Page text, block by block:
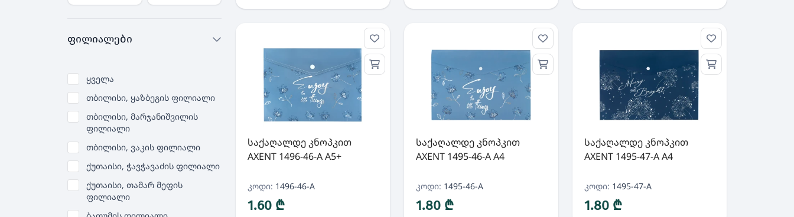
ფილიალები
ყველა
თბილისი, ყაზბეგის ფილიალი
თბილისი, მარჯანიშვილის
ფილიალი
თბილისი, ვაკის ფილიალი
ქუთაისი, ჭავჭავაძის ფილიალი
ქუთაისი, თამარ მეფის
ფილიალი
საქაღალდე კნოპკით
AXENT 1496-46-A A5+
კოდი: 1496-46-A
1.60 ₾
საქაღალდე კნოპკით
AXENT 1495-46-A A4
კოდი: 1495-46-A
1.80 ₾
საქაღალდე კნოპკით
AXENT 1495-47-A A4
კოდი: 1495-47-A
1.80 ₾